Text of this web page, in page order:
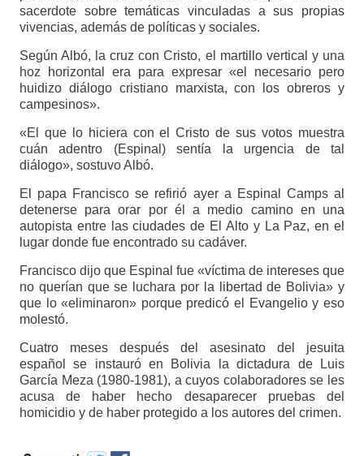
sacerdote sobre temáticas vinculadas a sus propias
vivencias, además de políticas y sociales.
Según Albó, la cruz con Cristo, el martillo vertical y una
hoz horizontal era para expresar «el necesario pero
huidizo diálogo cristiano marxista, con los obreros y
campesinos».
«El que lo hiciera con el Cristo de sus votos muestra
cuán adentro (Espinal) sentía la urgencia de tal
diálogo», sostuvo Albó.
El papa Francisco se refirió ayer a Espinal Camps al
detenerse para orar por él a medio camino en una
autopista entre las ciudades de El Alto y La Paz, en el
lugar donde fue encontrado su cadáver.
Francisco dijo que Espinal fue «víctima de intereses que
no querían que se luchara por la libertad de Bolivia» y
que lo «eliminaron» porque predicó el Evangelio y eso
molestó.
Cuatro meses después del asesinato del jesuita
español se instauró en Bolivia la dictadura de Luis
García Meza (1980-1981), a cuyos colaboradores se les
acusa de haber hecho desaparecer pruebas del
homicidio y de haber protegido a los autores del crimen.